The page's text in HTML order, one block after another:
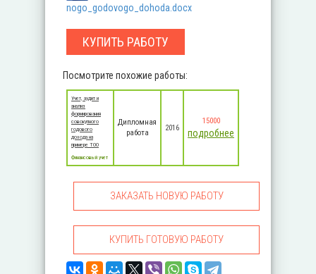
nogo_godovogo_dohoda.docx
КУПИТЬ РАБОТУ
Посмотрите похожие работы:
Учет, аудит и
анализ
формирования
совокупного
годового
дохода на
примере ТОО
Финансовый учет
Дипломная
работа
2016
15000
подробнее
ЗАКАЗАТЬ НОВУЮ РАБОТУ
КУПИТЬ ГОТОВУЮ РАБОТУ